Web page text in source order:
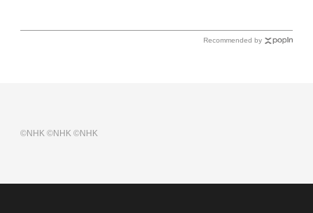
Recommended by
©NHK©NHK©NHK